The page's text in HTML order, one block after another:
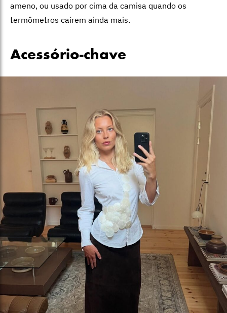
ameno, ou usado por cima da camisa quando os
termômetros caírem ainda mais.
Acessório-chave